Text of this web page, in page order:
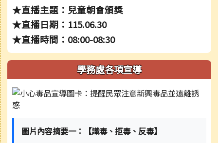
★直播主題：兒童朝會頒獎
★直播日期：115.06.30
★直播時間：08:00-08:30
學務處各項宣導
圖片內容摘要一：【識毒、拒毒、反毒】